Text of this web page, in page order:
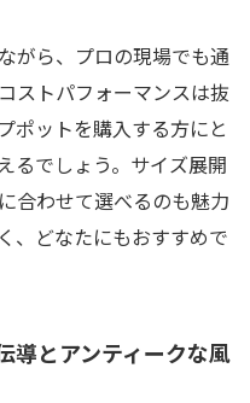
がら、プロの現場でも通
ストパフォーマンスは抜
ポットを購入する方にと
るでしょう。サイズ展開
合わせて選べるのも魅力
、どなたにもおすすめで
導とアンティークな風